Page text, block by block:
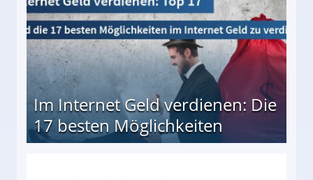
Im Internet Geld verdienen: Die
17 besten Möglichkeiten